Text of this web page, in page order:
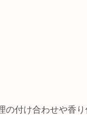
の付け合わせや香